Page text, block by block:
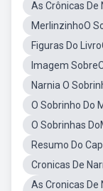
As Crônicas De
MerlinzinhoO
Figuras Do
Imagem
Narnia O
O Sobrinho Do
O Sobrinhas
Resumo Do
Cronicas De
As Cronicas De